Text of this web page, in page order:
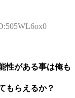
性がある事は俺も
もらえるか？